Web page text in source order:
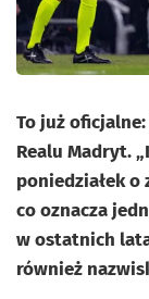
To już
Realu Madryt.
poniedziałek o
co oznacza
w ostatnich
również